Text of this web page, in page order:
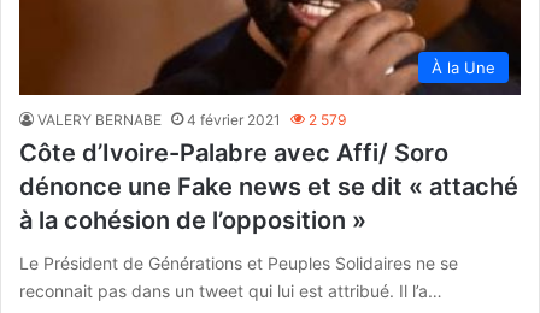
À la Une
VALERY BERNABE 4 février 2021 2 579
Côte d’Ivoire-Palabre avec Affi/ Soro
dénonce une Fake news et se dit « attaché
à la cohésion de l’opposition »
Le Président de Générations et Peuples Solidaires ne se
reconnait pas dans un tweet qui lui est attribué. Il l’a…